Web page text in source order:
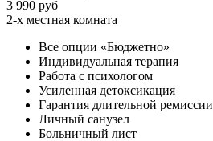
3 990 руб
2-х местная комната
Все опции «Бюджетно»
Индивидуальная терапия
Работа с психологом
Усиленная детоксикация
Гарантия длительной ремиссии
Личный санузел
Больничный лист